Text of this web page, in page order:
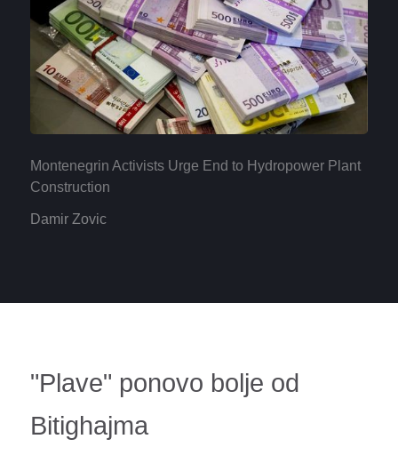
Montenegrin Activists Urge End to Hydropower Plant
Construction
Damir Zovic
"Plave" ponovo bolje od
Bitighajma